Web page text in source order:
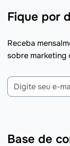
Fique por
Receba
sobre marketing
Base de